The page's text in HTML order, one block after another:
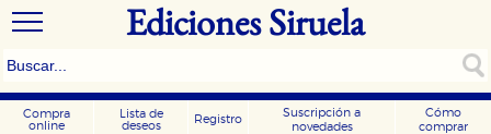
Ediciones Siruela
Compra
online
Lista de
deseos
Registro
Suscripción a
novedades
Cómo
comprar